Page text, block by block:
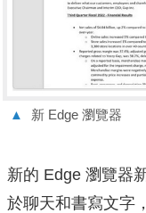
▲ 新 Edge 瀏覽器
新的 Edge 瀏覽器
於聊天和書寫文字